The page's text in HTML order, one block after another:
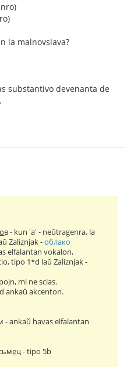
la malnovslava?
substantivo devenanta de
ов - kun 'а' - neŭtragenra, la
Zaliznjak -облако
elfalantan vokalon,
tipo 1*d laŭ Zaliznjak -
mi ne scias.
ankaŭ akcenton.
- ankaŭ havas elfalantan
ец - tipo 5b